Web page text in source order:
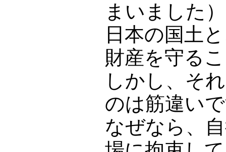
まいました
日本の国土
財産を守る
しかし、そ
のは筋違い
なぜなら、